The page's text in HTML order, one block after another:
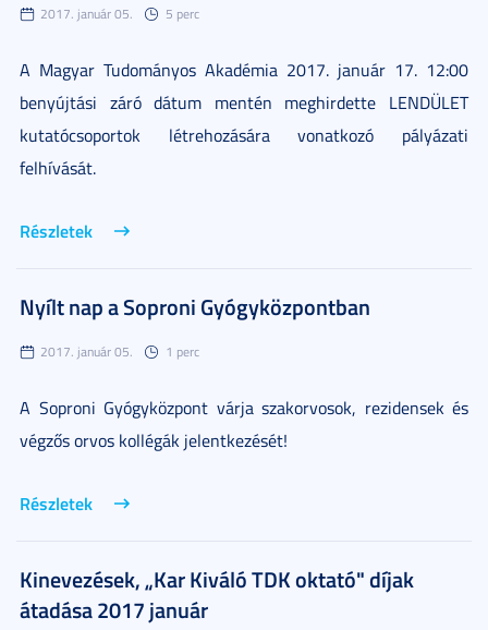
2017. január 05. 5 perc
A Magyar Tudományos Akadémia 2017. január 17. 12:00
benyújtási záró dátum mentén meghirdette LENDÜLET
kutatócsoportok létrehozására vonatkozó pályázati
felhívását.
Részletek
Nyílt nap a Soproni Gyógyközpontban
2017. január 05. 1 perc
A Soproni Gyógyközpont várja szakorvosok, rezidensek és
végzős orvos kollégák jelentkezését!
Részletek
Kinevezések, „Kar Kiváló TDK oktató" díjak
átadása 2017 január